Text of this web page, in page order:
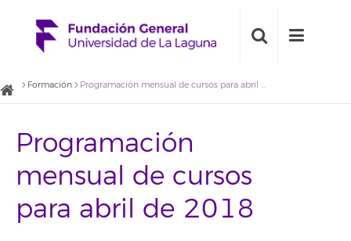
Formación Programación mensual de cursos para abril de 2018
Programación
mensual de cursos
para abril de 2018